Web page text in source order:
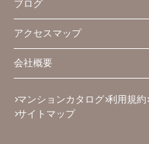
ブログ
アクセスマップ
会社概要
マンションカタログ 利用規約
サイトマップ